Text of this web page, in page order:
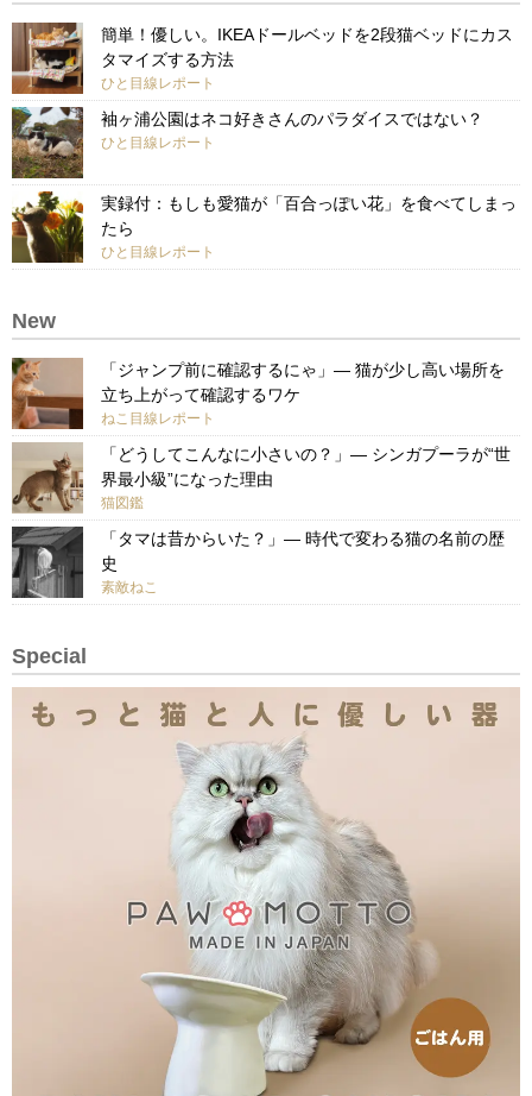
簡単！優しい。IKEAドールベッドを2段猫ベッドにカス
タマイズする方法
ひと目線レポート
袖ヶ浦公園はネコ好きさんのパラダイスではない？
ひと目線レポート
実録付：もしも愛猫が「百合っぽい花」を食べてしまっ
たら
ひと目線レポート
New
「ジャンプ前に確認するにゃ」— 猫が少し高い場所を
立ち上がって確認するワケ
ねこ目線レポート
「どうしてこんなに小さいの？」— シンガプーラが“世
界最小級”になった理由
猫図鑑
「タマは昔からいた？」— 時代で変わる猫の名前の歴
史
素敵ねこ
Special